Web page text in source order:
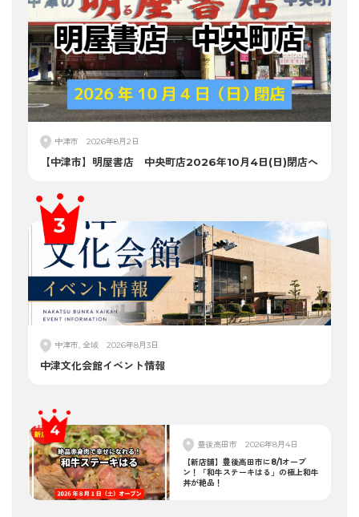
中津市 2026年8月2日
【中津市】明屋書店 中央町店2026年10月4日(日)閉店へ
中津市, 全域 2026年8月3日
中津文化会館イベント情報
豊後高田市
2026年8月4日
【新店舗】豊後高田市に8/1オープ
ン！「和牛ステーキはる」の極上和牛
丼が絶品！